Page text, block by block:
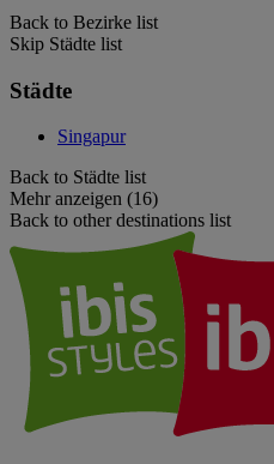
Back to Bezirke list
Skip Städte list
Städte
Singapur
Back to Städte list
Mehr anzeigen (16)
Back to other destinations list